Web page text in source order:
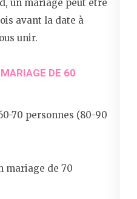
un mariage peut être
avant la date à
unir.
DE 60
70 personnes (80-90
mariage de 70